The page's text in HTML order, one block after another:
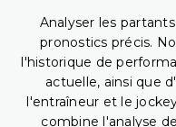
Analyser les
pronostics précis.
l'historique de
actuelle, ainsi que
l'entraîneur et le
combine l'analyse